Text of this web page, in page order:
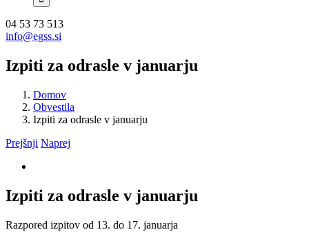
Facebook
Instagram
YouTube
04 53 73 513
info@egss.si
Izpiti za odrasle v januarju
Domov
Obvestila
Izpiti za odrasle v januarju
Prejšnji Naprej
Izpiti za odrasle v januarju
Razpored izpitov od 13. do 17. januarja